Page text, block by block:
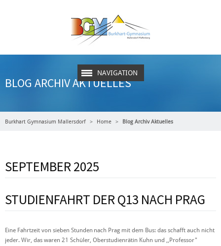
NAVIGATION
BLOG ARCHIV AKTUELLES
Burkhart Gymnasium Mallersdorf Home Blog Archiv Aktuelles
SEPTEMBER 2025
STUDIENFAHRT DER Q13 NACH PRAG
Eine Fahrtzeit von sieben Stunden nach Prag mit dem Bus: das schafft auch nicht
jeder. Wir, das waren 21 Schüler, Oberstudienrätin Kuhn und ,,Professor"